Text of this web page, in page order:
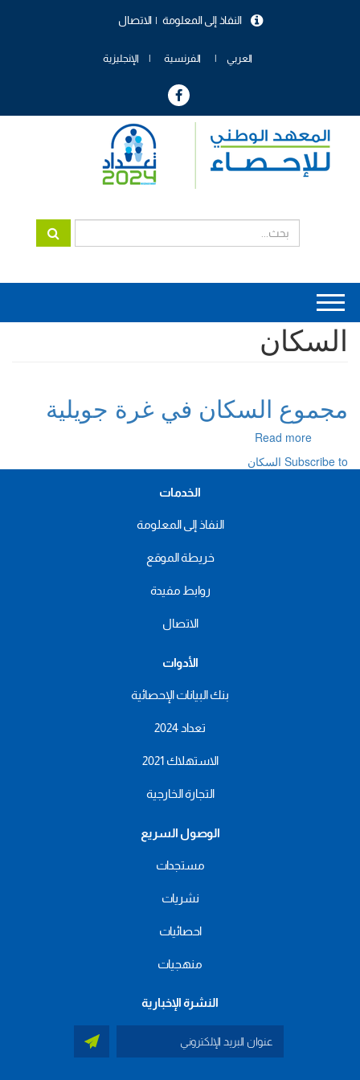
الاتصال النفاذ إلى المعلومة
العربي الفرنسية الإنجليزية
Main
navigation
السكان
مجموع السكان في غرة جويلية
Read more
السكان
Subscribe to السكان
الخدمات
النفاذ إلى المعلومة
خريطة الموقع
روابط مفيدة
الاتصال
الأدوات
بنك البيانات الإحصائية
تعداد 2024
الاستهلاك 2021
التجارة الخارجية
الوصول السريع
مستجدات
نشريات
احصائيات
منهجيات
النشرة الإخبارية